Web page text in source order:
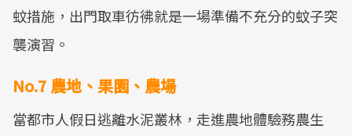
蚊措施，出門取車彷彿就是一場準備不充分的蚊子突
襲演習。
No.7 農地、果園、農場
當都市人假日逃離水泥叢林，走進農地體驗務農生